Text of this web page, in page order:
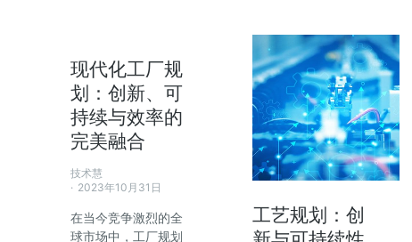
现代化工厂规
划：创新、可
持续与效率的
完美融合
技术慧
2023年10月31日
在当今竞争激烈的全
球市场中，工厂规划
工艺规划：创
决方案 虚拟联调解决方案
虚拟联调 虚拟联调优势： 减少虚拟调试
时间 减少产线搭建时的错误和返工 提升